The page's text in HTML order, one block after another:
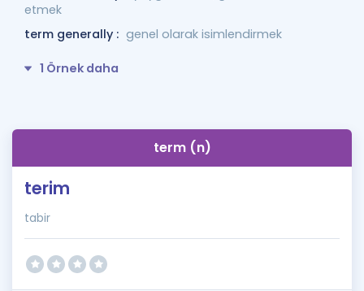
etmek
term generally : genel olarak isimlendirmek
1 Örnek daha
term (n)
terim
tabir